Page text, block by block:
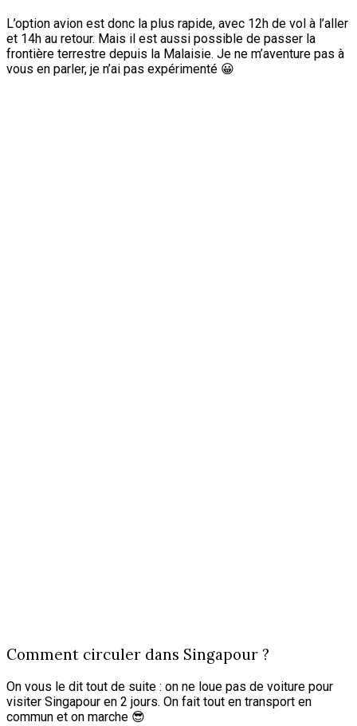
L’option avion est donc la plus rapide, avec 12h de vol à l’aller
et 14h au retour. Mais il est aussi possible de passer la
frontière terrestre depuis la Malaisie. Je ne m’aventure pas à
vous en parler, je n’ai pas expérimenté 😀
Comment circuler dans Singapour ?
On vous le dit tout de suite : on ne loue pas de voiture pour
visiter Singapour en 2 jours. On fait tout en transport en
commun et on marche 😎